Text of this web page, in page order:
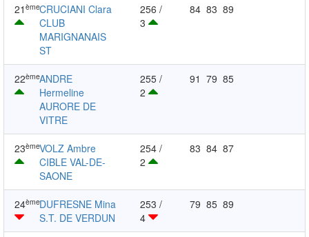
21 èmeCRUCIANI Clara
CLUB
MARIGNANAIS
ST
256 /
3
84 83 89
22èmeANDRE
Hermeline
AURORE DE
VITRE
255 /
2
91 79 85
23èmeVOLZ Ambre
CIBLE VAL-DE-
SAONE
254 /
2
83 84 87
24èmeDUFRESNE Mina
S.T. DE VERDUN
253 /
4
79 85 89